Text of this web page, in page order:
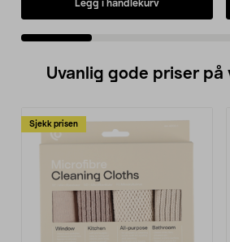
Legg i handlekurv
Uvanlig gode priser på
Sjekk prisen